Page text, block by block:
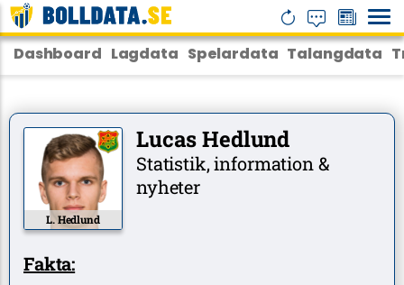
Dashboard Lagdata Spelardata Talangdata
L. Hedlund
Lucas Hedlund
Statistik, information &
nyheter
Fakta: